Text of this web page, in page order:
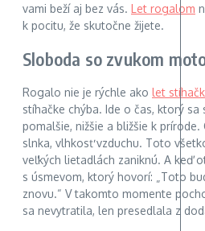
vami beží aj bez vás. Let rogalom
k pocitu, že skutočne žijete.
Sloboda so zvukom
Rogalo nie je rýchle ako let
stíhačke chýba. Ide o čas, ktorý sa
pomalšie, nižšie a bližšie k
slnka, vlhkosť vzduchu. Toto
veľkých lietadlách zaniknú. A keď
s úsmevom, ktorý hovorí: „Toto
znovu.“ V takomto momente
sa nevytratila, len presedlala z